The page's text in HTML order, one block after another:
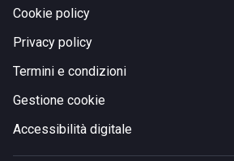
Cookie policy
Privacy policy
Termini e condizioni
Gestione cookie
Accessibilità digitale